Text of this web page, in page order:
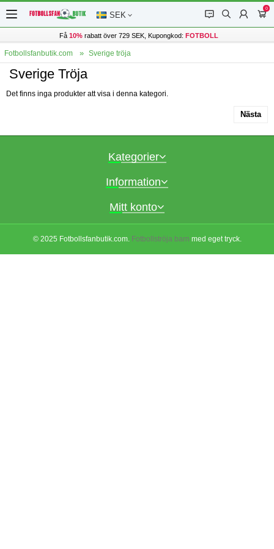
SEK 󰂱 󰂨 󰃳
0
󰃦
Få 10%rabatt över 729 SEK, Kupongkod: FOTBOLL
Fotbollsfanbutik.com Sverige tröja
Sverige Tröja
Det finns inga produkter att visa i denna kategori.
Nästa
Kategorier
Information
Mitt konto
© 2025 Fotbollsfanbutik.com. Fotbollströja barn med eget tryck.